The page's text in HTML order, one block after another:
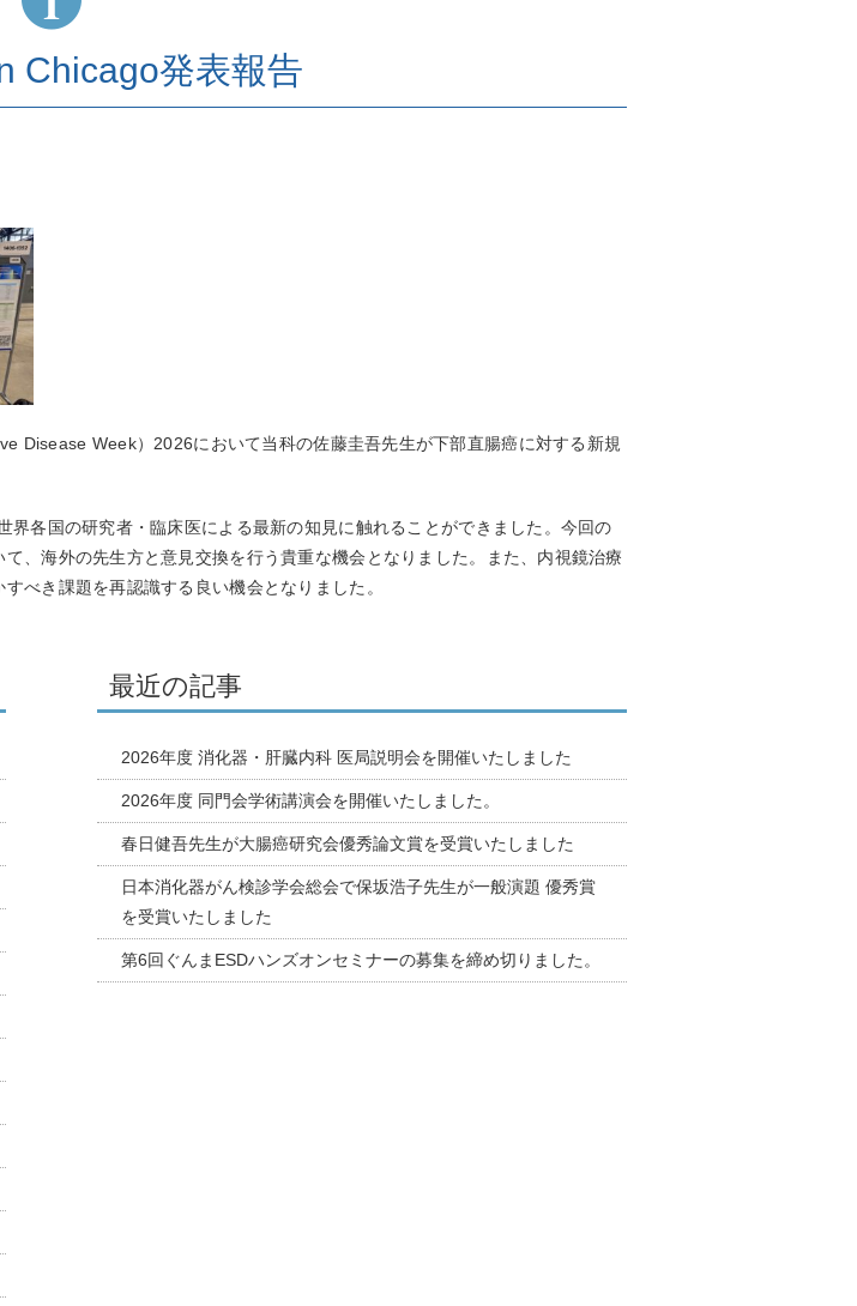
Chicago発表報告
Disease Week） 2026において当科の佐藤圭吾先生が下部直腸癌に対する新規
各国の研究者・臨床医による最新の知見に触れることができました。今回の
、海外の先生方と意見交換を行う貴重な機会となりました。また、内視鏡治療
べき課題を再認識する良い機会となりました。
最近の記事
2026年度 消化器・肝臓内科 医局説明会を開催いたしました
2026年度 同門会学術講演会を開催いたしました。
春日健吾先生が大腸癌研究会優秀論文賞を受賞いたしました
日本消化器がん検診学会総会で保坂浩子先生が一般演題 優秀賞
を受賞いたしました
第6回ぐんまESDハンズオンセミナーの募集を締め切りました。